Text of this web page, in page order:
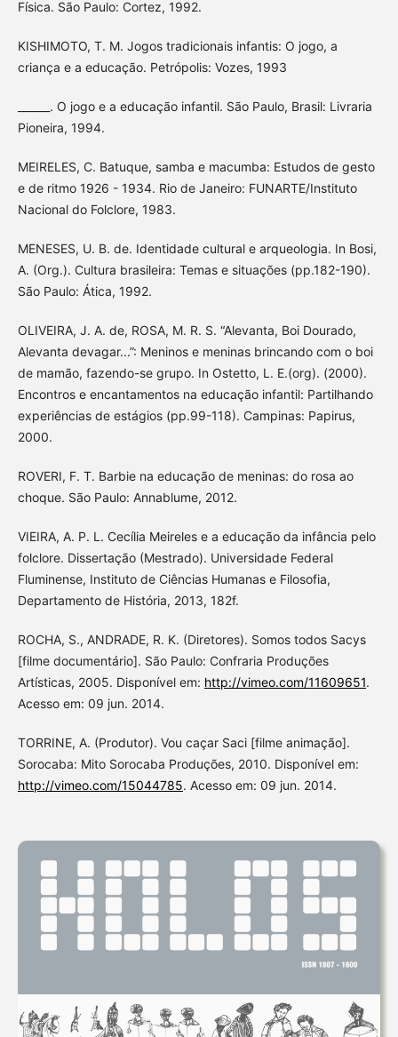
Física. São Paulo: Cortez, 1992.
KISHIMOTO, T. M. Jogos tradicionais infantis: O jogo, a
criança e a educação. Petrópolis: Vozes, 1993
______. O jogo e a educação infantil. São Paulo, Brasil: Livraria
Pioneira, 1994.
MEIRELES, C. Batuque, samba e macumba: Estudos de gesto
e de ritmo 1926 - 1934. Rio de Janeiro: FUNARTE/Instituto
Nacional do Folclore, 1983.
MENESES, U. B. de. Identidade cultural e arqueologia. In Bosi,
A. (Org.). Cultura brasileira: Temas e situações (pp.182-190).
São Paulo: Ática, 1992.
OLIVEIRA, J. A. de, ROSA, M. R. S. “Alevanta, Boi Dourado,
Alevanta devagar...”: Meninos e meninas brincando com o boi
de mamão, fazendo-se grupo. In Ostetto, L. E.(org). (2000).
Encontros e encantamentos na educação infantil: Partilhando
experiências de estágios (pp.99-118). Campinas: Papirus,
2000.
ROVERI, F. T. Barbie na educação de meninas: do rosa ao
choque. São Paulo: Annablume, 2012.
VIEIRA, A. P. L. Cecília Meireles e a educação da infância pelo
folclore. Dissertação (Mestrado). Universidade Federal
Fluminense, Instituto de Ciências Humanas e Filosofia,
Departamento de História, 2013, 182f.
ROCHA, S., ANDRADE, R. K. (Diretores). Somos todos Sacys
[filme documentário]. São Paulo: Confraria Produções
Artísticas, 2005. Disponível em: http://vimeo.com/11609651.
Acesso em: 09 jun. 2014.
TORRINE, A. (Produtor). Vou caçar Saci [filme animação].
Sorocaba: Mito Sorocaba Produções, 2010. Disponível em:
http://vimeo.com/15044785. Acesso em: 09 jun. 2014.